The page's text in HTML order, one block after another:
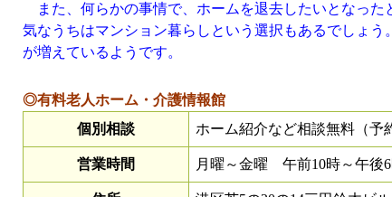
また、何らかの事情で、ホームを退去したいとなった
気なうちはマンション暮らしという選択もあるでしょ
が増えているようです。
◎有料老人ホーム・介護情報館
個別相談
ホーム紹介など相談無料（予
営業時間 月曜～金曜 午前10時～午後